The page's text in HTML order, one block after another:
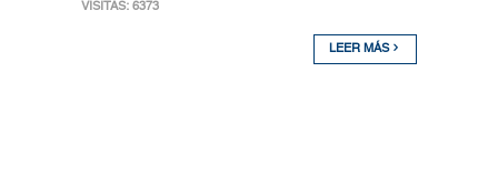
VISITAS: 6373
LEER MÁS